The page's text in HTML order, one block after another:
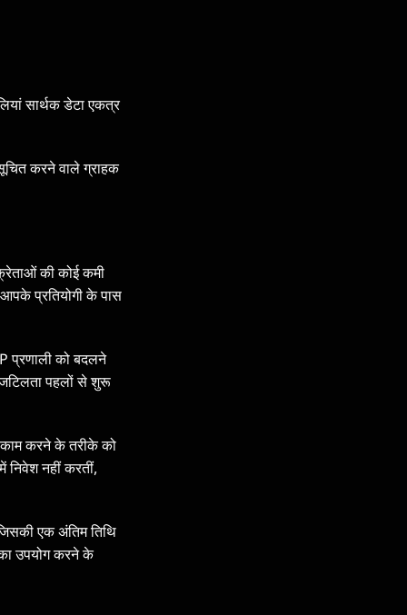
सार्थक डेटा एकत्र
सूचित करने वाले ग्राहक
की कोई कमी
प्रतियोगी के पास
प्रणाली को बदलने
पहलों से शुरू
काम करने के तरीके को
निवेश नहीं करतीं,
एक अंतिम तिथि
उपयोग करने के